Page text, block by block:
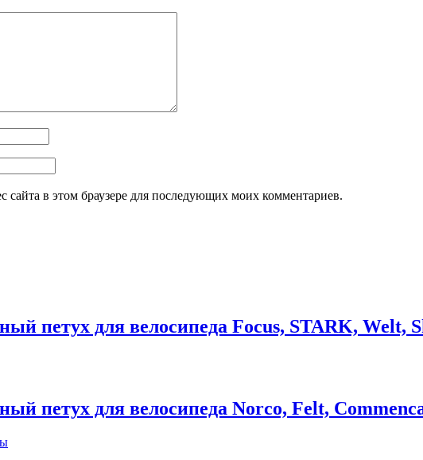
сайта в этом браузере для последующих моих комментариев.
петух для велосипеда Focus, STARK, Welt,
петух для велосипеда Norco, Felt,